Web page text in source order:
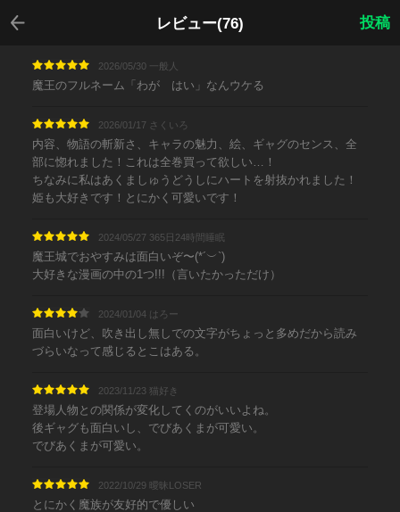
レビュー(76)
戻る
投稿
2026/05/30 一般人
魔王のフルネーム「わが はい」なんウケる
2026/01/17 さくいろ
内容、物語の斬新さ、キャラの魅力、絵、ギャグのセンス、全
部に惚れました！これは全巻買って欲しい…！
ちなみに私はあくましゅうどうしにハートを射抜かれました！
姫も大好きです！とにかく可愛いです！
2024/05/27 365日24時間睡眠
魔王城でおやすみは面白いぞ〜(*´︶`)
大好きな漫画の中の1つ!!!（言いたかっただけ）
2024/01/04 はろー
面白いけど、吹き出し無しでの文字がちょっと多めだから読み
づらいなって感じるとこはある。
2023/11/23 猫好き
登場人物との関係が変化してくのがいいよね。
後ギャグも面白いし、でびあくまが可愛い。
でびあくまが可愛い。
2022/10/29 曖昧LOSER
とにかく魔族が友好的で優しい